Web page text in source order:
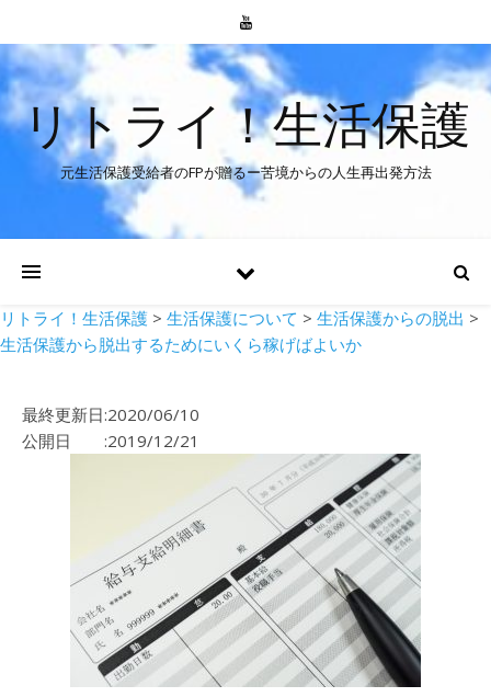
リトライ！生活保護
元生活保護受給者のFPが贈るー苦境からの人生再出発方法
リトライ！生活保護 > 生活保護について > 生活保護からの脱出 >
生活保護から脱出するためにいくら稼げばよいか
最終更新日:2020/06/10
公開日 :2019/12/21